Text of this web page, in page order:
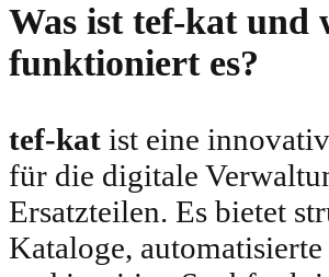
Was ist tef-kat und
funktioniert es?
tef-kat ist eine
für die digitale
Ersatzteilen. Es bietet
Kataloge, automatisierte